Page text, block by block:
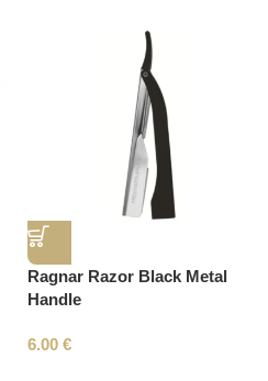
Ragnar Razor Black Metal
Handle
6.00 €